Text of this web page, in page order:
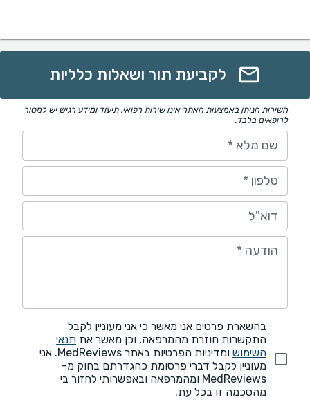
לקביעת תור ושאלות כלליות
השירות הניתן באמצעות האתר אינו שירות רפואי. תיעוד ומידע רגיש יש למסור
לרופאים בלבד.
שם מלא *
טלפון *
דוא"ל
הודעה *
בהשארת פרטים אני מאשר כי אני מעוניין לקבל
התקשרות חוזרת מהמרפאה, וכן מאשר את תנאי
השימוש
ומדיניות הפרטיות באתר MedReviews. אני
מעוניין לקבל דברי פרסומת כהגדרתם בחוק מ-
MedReviews ומהמרפאה ובאפשרותי לחזור בי
מהסכמה זו בכל עת.